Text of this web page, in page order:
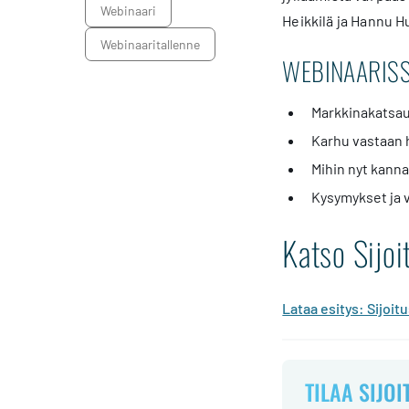
webinaari
webinaaritallenne
Heikkilä ja Hannu
Karhu vastaan
Mihin nyt
Kysymykset ja
Katso
Lataa esitys:
TILAA